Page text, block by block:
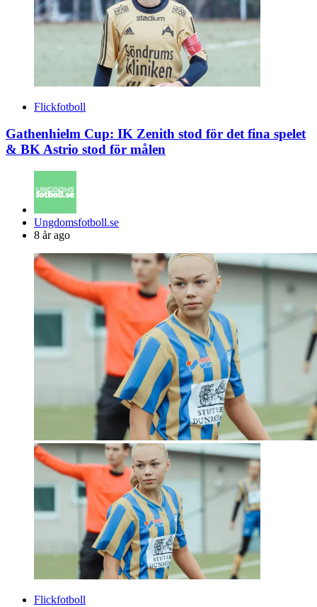
Flickfotboll
Gathenhielm Cup: IK Zenith stod för det fina spelet
& BK Astrio stod för målen
Posted
by
Ungdomsfotboll.se
8 år ago
Flickfotboll